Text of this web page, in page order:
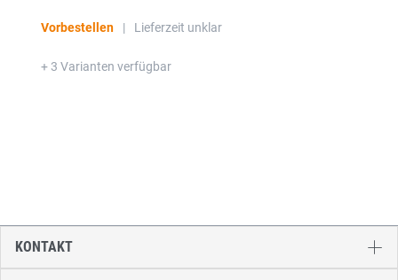
Vorbestellen | Lieferzeit unklar
+ 3 Varianten verfügbar
KONTAKT